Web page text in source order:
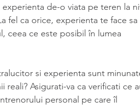
de-o viata pe teren la
fel ca orice, experienta te face sa
ceea ce este posibil în lumea
si experienta sunt
Asigurati-va ca verificati ce
personal pe care îl